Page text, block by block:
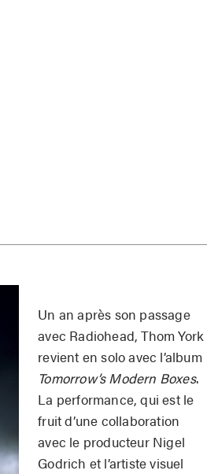
Un an après son passage
avec Radiohead, Thom York
revient en solo avec l’album
Tomorrow’s Modern Boxes.
La performance, qui est le
fruit d’une collaboration
avec le producteur Nigel
Godrich et l’artiste visuel